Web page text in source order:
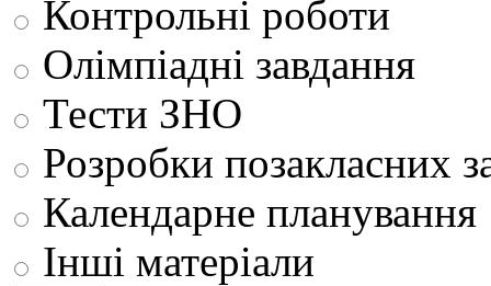
Контрольні роботи
Олімпіадні завдання
Тести ЗНО
Розробки позакласних
Календарне планування
Інші матеріали